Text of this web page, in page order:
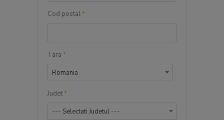
Cod postal*
Tara *
Romania
Judet*
--- Selectati Judetul ---